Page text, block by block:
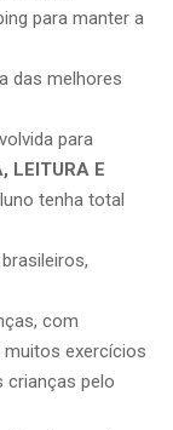
para manter a
das melhores
para
LEITURA E
tenha total
com
exercícios
crianças pelo